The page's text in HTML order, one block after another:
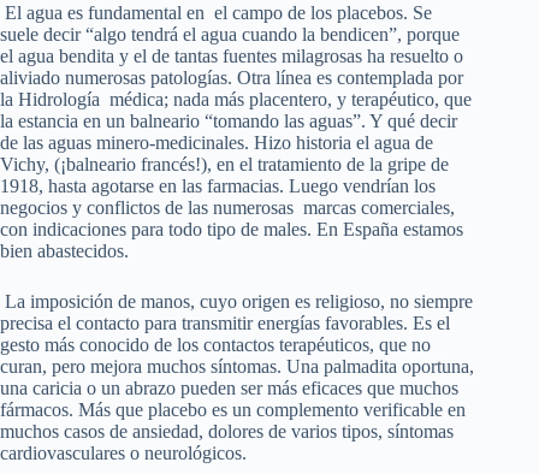
El agua es fundamental en el campo de los placebos. Se
suele decir “algo tendrá el agua cuando la bendicen”, porque
el agua bendita y el de tantas fuentes milagrosas ha resuelto o
aliviado numerosas patologías. Otra línea es contemplada por
la Hidrología médica; nada más placentero, y terapéutico, que
la estancia en un balneario “tomando las aguas”. Y qué decir
de las aguas minero-medicinales. Hizo historia el agua de
Vichy, (¡balneario francés!), en el tratamiento de la gripe de
1918, hasta agotarse en las farmacias. Luego vendrían los
negocios y conflictos de las numerosas marcas comerciales,
con indicaciones para todo tipo de males. En España estamos
bien abastecidos.
La imposición de manos, cuyo origen es religioso, no siempre
precisa el contacto para transmitir energías favorables. Es el
gesto más conocido de los contactos terapéuticos, que no
curan, pero mejora muchos síntomas. Una palmadita oportuna,
una caricia o un abrazo pueden ser más eficaces que muchos
fármacos. Más que placebo es un complemento verificable en
muchos casos de ansiedad, dolores de varios tipos, síntomas
cardiovasculares o neurológicos.